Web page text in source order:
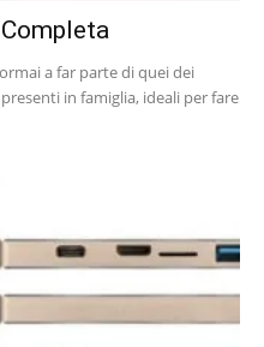
a far parte di quei dei
in famiglia, ideali per fare